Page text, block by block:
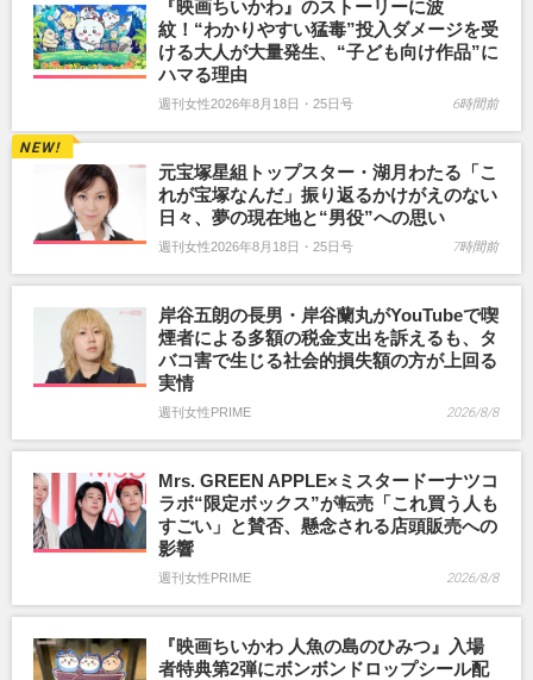
『映画ちいかわ』のストーリーに波
紋！“わかりやすい猛毒”投入ダメージを受
ける大人が大量発生、“子ども向け作品”に
ハマる理由
週刊女性2026年8月18日・25日号 6時間前
元宝塚星組トップスター・湖月わたる「こ
れが宝塚なんだ」振り返るかけがえのない
日々、夢の現在地と“男役”への思い
週刊女性2026年8月18日・25日号 7時間前
岸谷五朗の長男・岸谷蘭丸がYouTubeで喫
煙者による多額の税金支出を訴えるも、タ
バコ害で生じる社会的損失額の方が上回る
実情
週刊女性PRIME 2026/8/8
Mrs. GREEN APPLE×ミスタードーナツコ
ラボ“限定ボックス”が転売「これ買う人も
すごい」と賛否、懸念される店頭販売への
影響
週刊女性PRIME 2026/8/8
『映画ちいかわ 人魚の島のひみつ』入場
者特典第2弾にボンボンドロップシール配